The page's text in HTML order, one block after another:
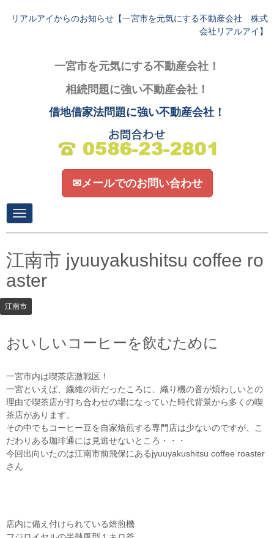
リアルアイからのお知らせ【一宮市を元気にする不動産会社 株式
会社リアルアイ】
一宮市を元気にする不動産会社！
相続問題に強い不動産会社！
借地借家法問題に強い不動産会社！
✉メールでのお問い合わせ
N
a
v
g
i
n
江南市 jyuuyakushitsu coffee ro
aster
江南市
おいしいコーヒーを飲むために
一宮市内は喫茶店激戦区！
一宮といえば、繊維の街だったころに、織り機の音が煩わしいとの
理由で喫茶店が打ち合わせの場になっていた時代背景から多くの喫
茶店があります。
その中でもコーヒー豆を自家焙煎する専門店は少ないのですが、こ
だわりある珈琲通には見逃せないところ・・・
今回出向いたのは江南市前飛保にあるjyuuyakushitsu coffee roaster
さん
店内に備え付けられている焙煎機